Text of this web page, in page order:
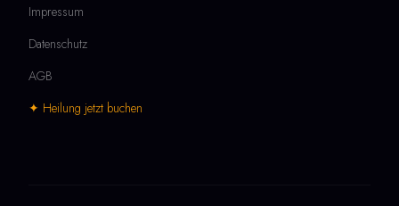
Impressum
Datenschutz
AGB
✦ Heilung jetzt buchen